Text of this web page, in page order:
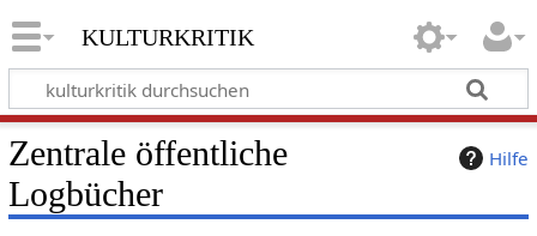
kulturkritik
Hilfe
Zentrale öffentliche
Logbücher